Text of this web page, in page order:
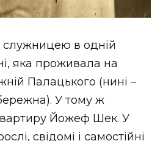
в одній
яка проживала на
Палацького (нині –
У тому ж
Йожеф Шек. У
свідомі і самостійні